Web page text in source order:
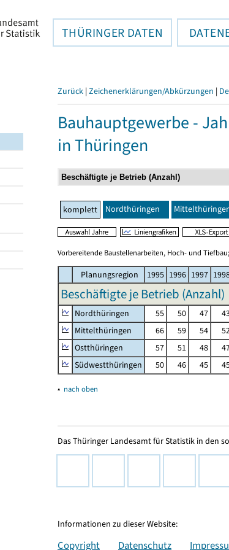
THÜRINGER DATEN
Zurück | Zeichenerklärungen/Abkürzungen |
Bauhauptgewerbe -
in Thüringen
komplett Nordthüringen
Vorbereitende Baustellenarbeiten, Hoch- und
Planungsregion 1995 1996 1997
Beschäftigte je Betrieb (Anzahl)
Nordthüringen 55 50 47
Mittelthüringen
66 59 54
Ostthüringen
57 51 48
Südwestthüringen
50 46 45
▴ nach oben
Das Thüringer Landesamt für Statistik in den
Informationen zu dieser Website:
Copyright Datenschutz